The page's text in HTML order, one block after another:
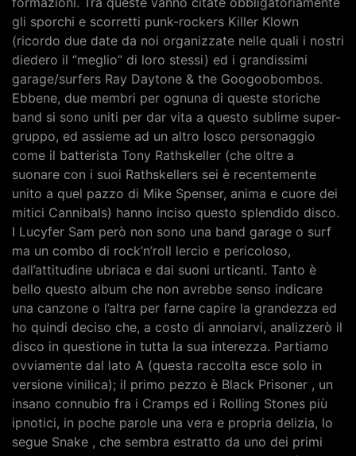
gli sporchi e scorretti punk-rockers Killer Klown
(ricordo due date da noi organizzate nelle quali i nostri
diedero il “meglio” di loro stessi) ed i grandissimi
garage/surfers Ray Daytone & the Googoobombos.
Ebbene, due membri per ognuna di queste storiche
band si sono uniti per dar vita a questo sublime super-
gruppo, ed assieme ad un altro losco personaggio
come il batterista Tony Rathskeller (che oltre a
suonare con i suoi Rathskellers sei è recentemente
unito a quel pazzo di Mike Spenser, anima e cuore dei
mitici Cannibals) hanno inciso questo splendido disco.
I Lucyfer Sam però non sono una band garage o surf
ma un combo di rock’n’roll lercio e pericoloso,
dall’attitudine ubriaca e dai suoni urticanti. Tanto è
bello questo album che non avrebbe senso indicare
una canzone o l’altra per farne capire la grandezza ed
ho quindi deciso che, a costo di annoiarvi, analizzerò il
disco in questione in tutta la sua interezza. Partiamo
ovviamente dal lato A (questa raccolta esce solo in
versione vinilica); il primo pezzo è Black Prisoner , un
insano connubio fra i Cramps ed i Rolling Stones più
ipnotici, in poche parole una vera e propria delizia, lo
segue Snake , che sembra estratto da uno dei primi